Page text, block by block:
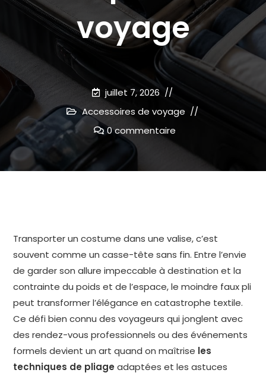
voyage
juillet 7, 2026
Accessoires de voyage
0 commentaire
Transporter un costume dans une valise, c’est
souvent comme un casse-tête sans fin. Entre l’envie
de garder son allure impeccable à destination et la
contrainte du poids et de l’espace, le moindre faux pli
peut transformer l’élégance en catastrophe textile.
Ce défi bien connu des voyageurs qui jonglent avec
des rendez-vous professionnels ou des événements
formels devient un art quand on maîtrise les
techniques de pliage adaptées et les astuces